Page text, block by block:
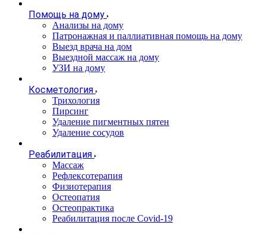
Помощь на дому
Анализы на дому
Патронажная и паллиативная помощь на дому
Выезд врача на дом
Выездной массаж на дому
УЗИ на дому
Косметология
Трихология
Пирсинг
Удаление пигментных пятен
Удаление сосудов
Реабилитация
Массаж
Рефлексотерапия
Физиотерапия
Остеопатия
Остеопрактика
Реабилитация после Covid-19